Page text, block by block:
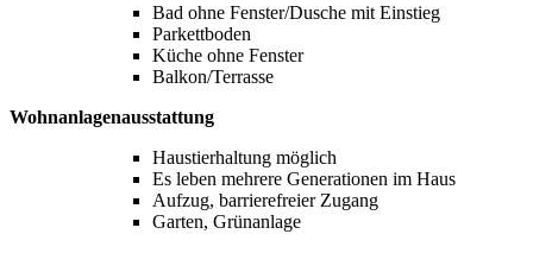
Bad ohne Fenster/Dusche mit Einstieg
Parkettboden
Küche ohne Fenster
Balkon/Terrasse
Wohnanlagenausstattung
Haustierhaltung möglich
Es leben mehrere Generationen im Haus
Aufzug, barrierefreier Zugang
Garten, Grünanlage